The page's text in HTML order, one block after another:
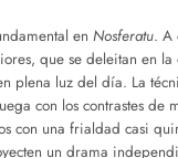
en Nosferatu. A
que se deleitan en
plena luz del día. La
con los contrastes de
con una frialdad casi
un drama